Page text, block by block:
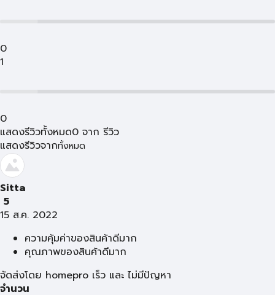
0
1
0
แสดงรีวิวทั้งหมด0 จาก รีวิว
แสดงรีวิวจากทั้งหมด
Sitta
5
15 ส.ค. 2022
ความคุ้มค่าของสินค้าดีมาก
คุณภาพของสินค้าดีมาก
จัดส่งโดย homepro เร็ว และ ไม่มีปัญหา
จำนวน